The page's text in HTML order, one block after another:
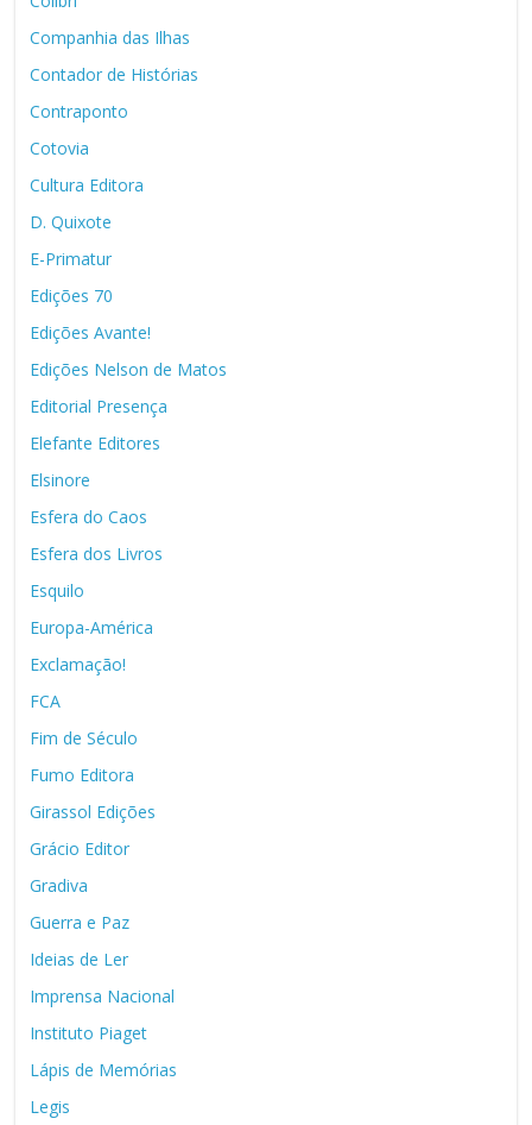
Companhia das Ilhas
Contador de Histórias
Contraponto
Cotovia
Cultura Editora
D. Quixote
E-Primatur
Edições 70
Edições Avante!
Edições Nelson de Matos
Editorial Presença
Elefante Editores
Elsinore
Esfera do Caos
Esfera dos Livros
Esquilo
Europa-América
Exclamação!
FCA
Fim de Século
Fumo Editora
Girassol Edições
Grácio Editor
Gradiva
Guerra e Paz
Ideias de Ler
Imprensa Nacional
Instituto Piaget
Lápis de Memórias
Legis